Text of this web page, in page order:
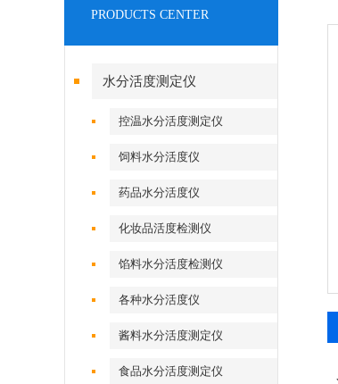
PRODUCTS CENTER
水分活度测定仪
控温水分活度测定仪
饲料水分活度仪
药品水分活度仪
化妆品活度检测仪
馅料水分活度检测仪
各种水分活度仪
酱料水分活度测定仪
食品水分活度测定仪